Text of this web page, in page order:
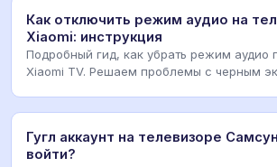
Как отключить режим аудио на
Xiaomi: инструкция
Подробный гид, как убрать режим аудио
Xiaomi TV. Решаем проблемы с черным
Гугл аккаунт на телевизоре
войти?